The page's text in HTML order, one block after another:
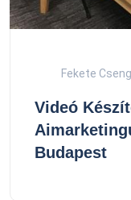
Fekete
Videó
Budapest